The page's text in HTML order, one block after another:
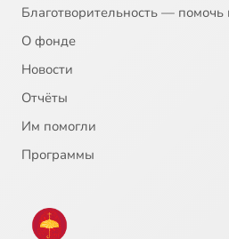
Благотворительность —
О фонде
Новости
Отчёты
Им помогли
Программы